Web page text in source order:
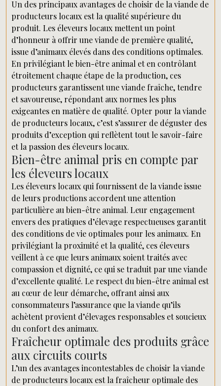
Un des principaux avantages de choisir de la viande de
producteurs locaux est la qualité supérieure du
produit. Les éleveurs locaux mettent un point
d’honneur à offrir une viande de première qualité,
issue d’animaux élevés dans des conditions optimales.
En privilégiant le bien-être animal et en contrôlant
étroitement chaque étape de la production, ces
producteurs garantissent une viande fraîche, tendre
et savoureuse, répondant aux normes les plus
exigeantes en matière de qualité. Opter pour la viande
de producteurs locaux, c’est s’assurer de déguster des
produits d’exception qui reflètent tout le savoir-faire
et la passion des éleveurs locaux.
Bien-être animal pris en compte par
les éleveurs locaux
Les éleveurs locaux qui fournissent de la viande issue
de leurs productions accordent une attention
particulière au bien-être animal. Leur engagement
envers des pratiques d’élevage respectueuses garantit
des conditions de vie optimales pour les animaux. En
privilégiant la proximité et la qualité, ces éleveurs
veillent à ce que leurs animaux soient traités avec
compassion et dignité, ce qui se traduit par une viande
d’excellente qualité. Le respect du bien-être animal est
au cœur de leur démarche, offrant ainsi aux
consommateurs l’assurance que la viande qu’ils
achètent provient d’élevages responsables et soucieux
du confort des animaux.
Fraîcheur optimale des produits grâce
aux circuits courts
L’un des avantages incontestables de choisir la viande
de producteurs locaux est la fraîcheur optimale des